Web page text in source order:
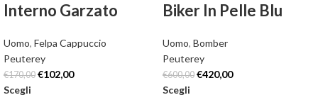
Interno Garzato
Uomo, Felpa Cappuccio
Peuterey
€170,00 €102,00
Scegli
Biker In Pelle Blu
Uomo, Bomber
Peuterey
€600,00 €420,00
Scegli